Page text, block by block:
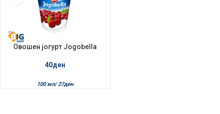
Овошен јогурт Jogobella
40ден
100 мл/ 27ден